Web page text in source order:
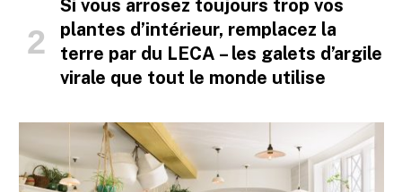
Si vous arrosez toujours trop vos
plantes d’intérieur, remplacez la
terre par du LECA – les galets d’argile
virale que tout le monde utilise